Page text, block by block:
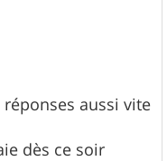
aussi vite
dès ce soir